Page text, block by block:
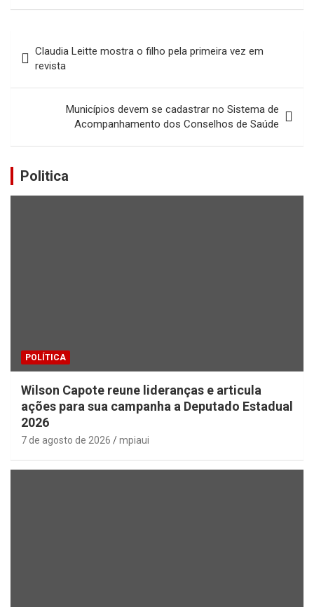
de
Post
Claudia Leitte mostra o filho pela primeira vez em
revista
Municípios devem se cadastrar no Sistema de
Acompanhamento dos Conselhos de Saúde
Politica
POLÍTICA
Wilson Capote reune lideranças e articula
ações para sua campanha a Deputado Estadual
2026
7 de agosto de 2026 mpiaui